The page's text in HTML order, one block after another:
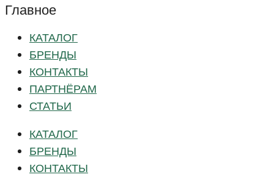
Главное
КАТАЛОГ
БРЕНДЫ
КОНТАКТЫ
ПАРТНЁРАМ
СТАТЬИ
КАТАЛОГ
БРЕНДЫ
КОНТАКТЫ